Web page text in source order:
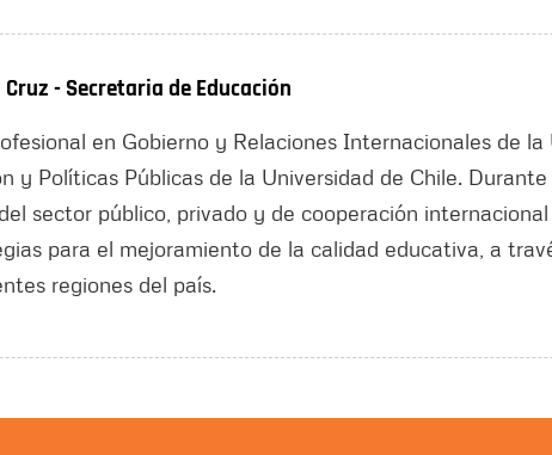
- Secretaria de Educación
en Gobierno y Relaciones Internacionales de
y Políticas Públicas de la Universidad de Chile.
sector público, privado y de cooperación
para el mejoramiento de la calidad educativa, a
regiones del país.